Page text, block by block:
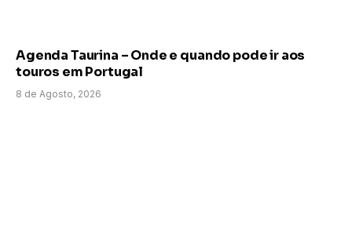
Agenda Taurina – Onde e quando pode ir aos
touros em Portugal
8 de Agosto, 2026